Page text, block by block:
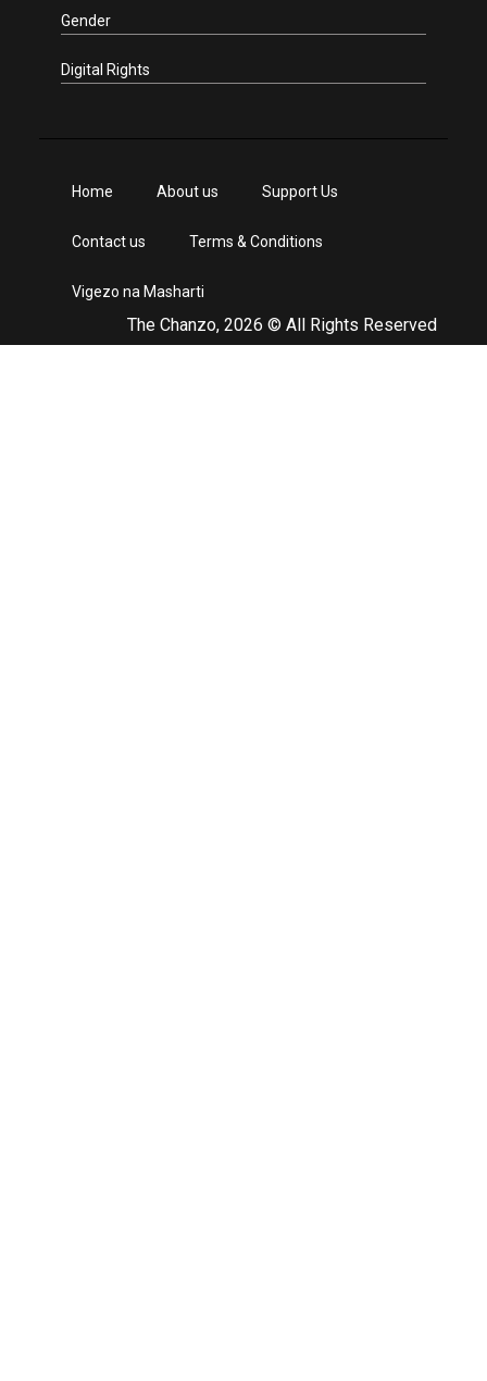
Gender
Digital Rights
The Chanzo, 2026 © All Rights Reserved
Home About us Support Us
Contact us Terms & Conditions
Vigezo na Masharti